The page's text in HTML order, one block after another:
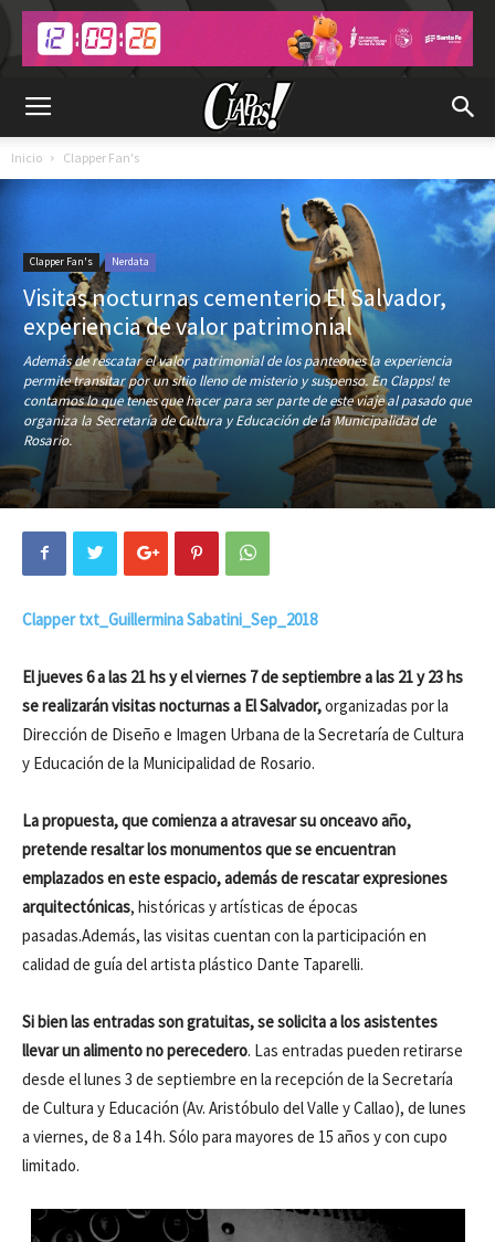
Inicio Clapper Fan's
Clapper Fan's Nerdata
Visitas nocturnas cementerio El Salvador,
experiencia de valor patrimonial
Además de rescatar el valor patrimonial de los panteones la experiencia
permite transitar por un sitio lleno de misterio y suspenso. En Clapps! te
contamos lo que tenes que hacer para ser parte de este viaje al pasado que
organiza la Secretaría de Cultura y Educación de la Municipalidad de
Rosario.
Clapper txt_Guillermina Sabatini_Sep_2018
El jueves 6 a las 21 hs y el viernes 7 de septiembre a las 21 y 23 hs
se realizarán visitas nocturnas a El Salvador,organizadas por la
Dirección de Diseño e Imagen Urbana de la Secretaría de Cultura
y Educación de la Municipalidad de Rosario.
La propuesta, que comienza a atravesar su onceavo año,
pretende resaltar los monumentos que se encuentran
emplazados en este espacio, además de rescatar expresiones
arquitectónicas, históricas y artísticas de épocas
pasadas.Además, las visitas cuentan con la participación en
calidad de guía del artista plástico Dante Taparelli.
Si bien las entradas son gratuitas, se solicita a los asistentes
llevar un alimento no perecedero. Las entradas pueden retirarse
desde el lunes 3 de septiembre en la recepción de la Secretaría
de Cultura y Educación (Av. Aristóbulo del Valle y Callao), de lunes
a viernes, de 8 a 14 h. Sólo para mayores de 15 años y con cupo
limitado.